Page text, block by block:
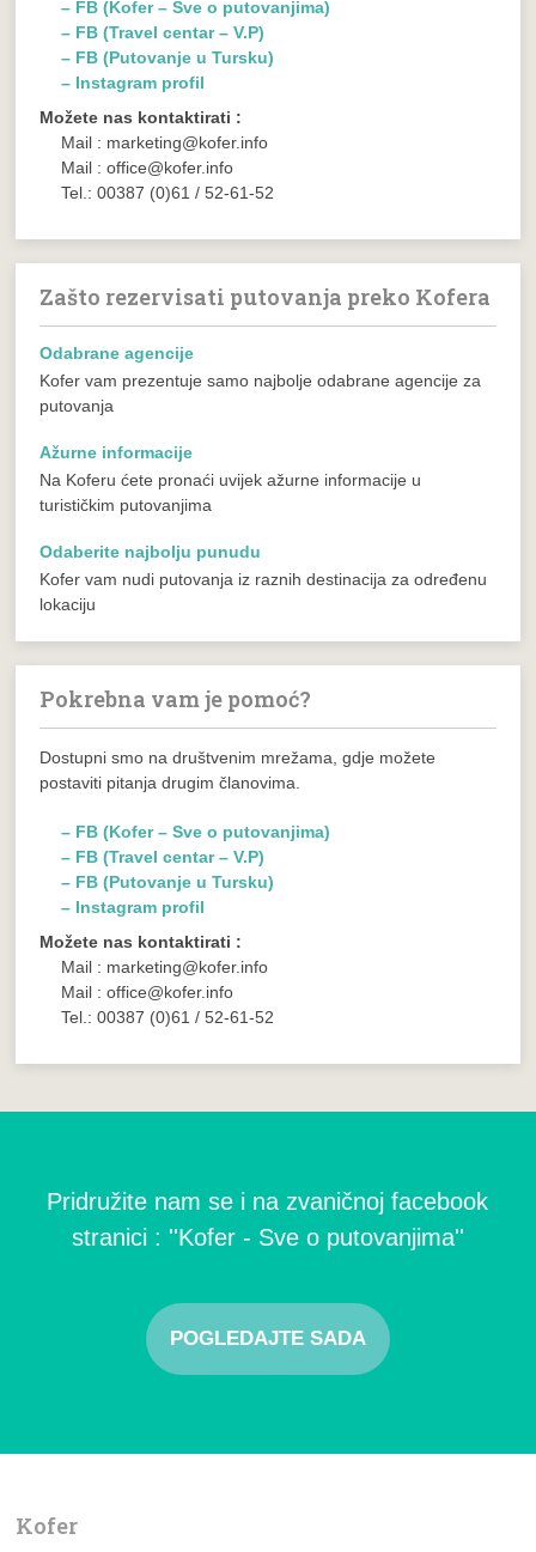
– FB (Kofer – Sve o putovanjima)
– FB (Travel centar – V.P)
– FB (Putovanje u Tursku)
– Instagram profil
Možete nas kontaktirati :
Mail : marketing@kofer.info
Mail : office@kofer.info
Tel.: 00387 (0)61 / 52-61-52
Zašto rezervisati putovanja preko Kofera
Odabrane agencije
Kofer vam prezentuje samo najbolje odabrane agencije za
putovanja
Ažurne informacije
Na Koferu ćete pronaći uvijek ažurne informacije u
turističkim putovanjima
Odaberite najbolju punudu
Kofer vam nudi putovanja iz raznih destinacija za određenu
lokaciju
Pokrebna vam je pomoć?
Dostupni smo na društvenim mrežama, gdje možete
postaviti pitanja drugim članovima.
– FB (Kofer – Sve o putovanjima)
– FB (Travel centar – V.P)
– FB (Putovanje u Tursku)
– Instagram profil
Možete nas kontaktirati :
Mail : marketing@kofer.info
Mail : office@kofer.info
Tel.: 00387 (0)61 / 52-61-52
Pridružite nam se i na zvaničnoj facebook
stranici : ''Kofer - Sve o putovanjima''
POGLEDAJTE SADA
Kofer